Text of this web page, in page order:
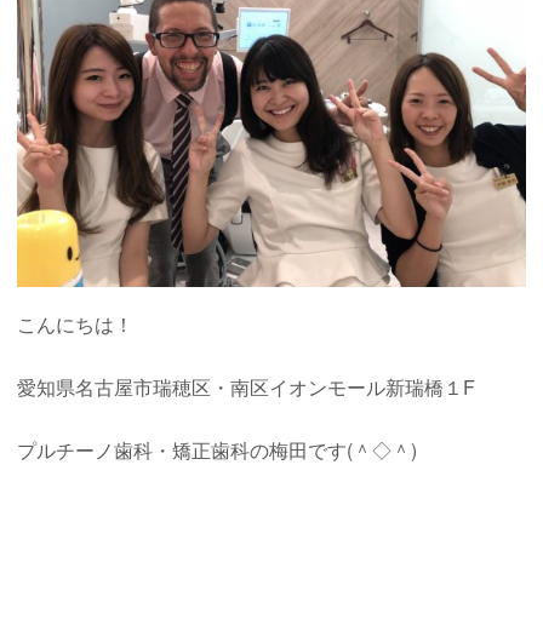
こんにちは！
愛知県名古屋市瑞穂区・南区イオンモール新瑞橋１F
プルチーノ歯科・矯正歯科の梅田です(＾◇＾)